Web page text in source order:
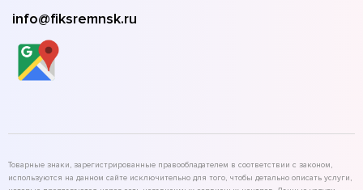
info@fiksremnsk.ru
Товарные знаки, зарегистрированные правообладателем в соответствии с законом,
используются на данном сайте исключительно для того, чтобы детально описать услуги,